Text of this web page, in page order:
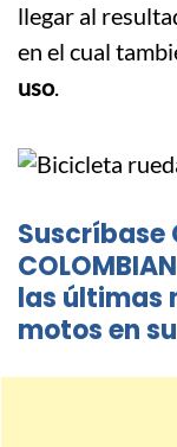
llegar al
en el cual
uso.
Suscríbase
las últimas
motos en